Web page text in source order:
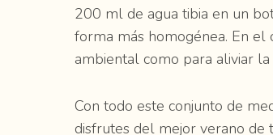
200 ml de agua tibia en un
forma más homogénea. En el
ambiental como para aliviar
Con todo este conjunto de
disfrutes del mejor verano de